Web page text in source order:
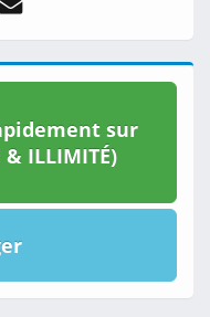
sur
& ILLIMITÉ)